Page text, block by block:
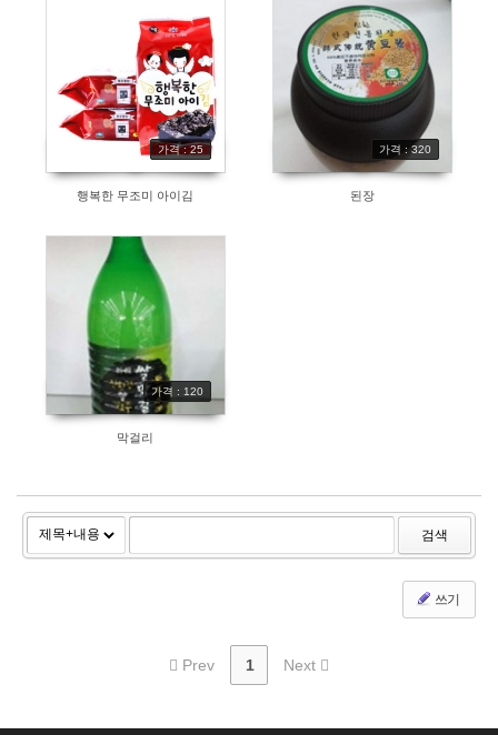
가격 : 25
행복한 무조미 아이김
가격 : 320
된장
가격 : 120
막걸리
검색
쓰기
Prev 1 Next